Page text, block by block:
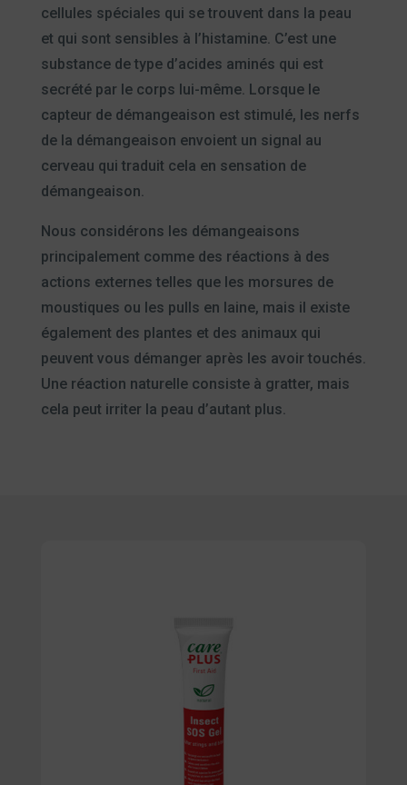
cellules spéciales qui se trouvent dans la peau
et qui sont sensibles à l’histamine. C’est une
substance de type d’acides aminés qui est
secrété par le corps lui-même. Lorsque le
capteur de démangeaison est stimulé, les nerfs
de la démangeaison envoient un signal au
cerveau qui traduit cela en sensation de
démangeaison.
Nous considérons les démangeaisons
principalement comme des réactions à des
actions externes telles que les morsures de
moustiques ou les pulls en laine, mais il existe
également des plantes et des animaux qui
peuvent vous démanger après les avoir touchés.
Une réaction naturelle consiste à gratter, mais
cela peut irriter la peau d’autant plus.